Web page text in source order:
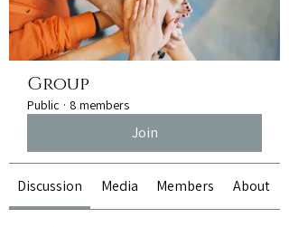
Group
Public · 8 members
Join
Discussion Media Members About